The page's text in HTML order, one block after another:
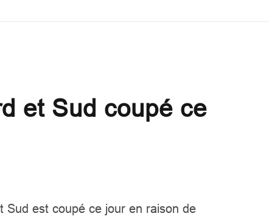
et Sud coupé ce
Sud est coupé ce jour en raison de